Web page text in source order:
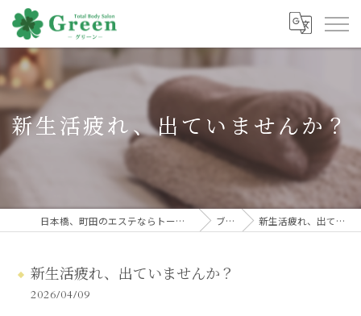
新生活疲れ、出ていませんか？
日本橋、町田のエステならトータルボディサロンGreen ブログ 新生活疲れ、出ていませんか？
新生活疲れ、出ていませんか？
2026/04/09